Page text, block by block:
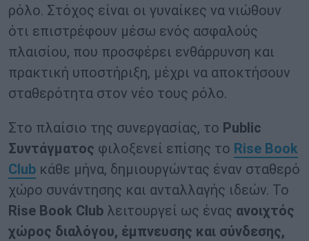
ρόλο. Στόχος είναι οι γυναίκες να νιώθουν
ότι επιστρέφουν μέσω ενός ασφαλούς
πλαισίου, που προσφέρει ενθάρρυνση και
πρακτική υποστήριξη, μέχρι να αποκτήσουν
σταθερότητα στον νέο τους ρόλο.
Στο πλαίσιο της συνεργασίας, το Public
Συντάγματος φιλοξενεί επίσης το Rise Book
Club κάθε μήνα, δημιουργώντας έναν σταθερό
χώρο συνάντησης και ανταλλαγής ιδεών. Το
Rise Book Club λειτουργεί ως ένας ανοιχτός
χώρος διαλόγου, έμπνευσης και σύνδεσης,